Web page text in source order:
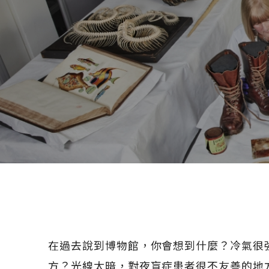
在過去說到博物館，你會想到什麼？冷氣
方？光線太暗，對夜盲症患者很不友善的